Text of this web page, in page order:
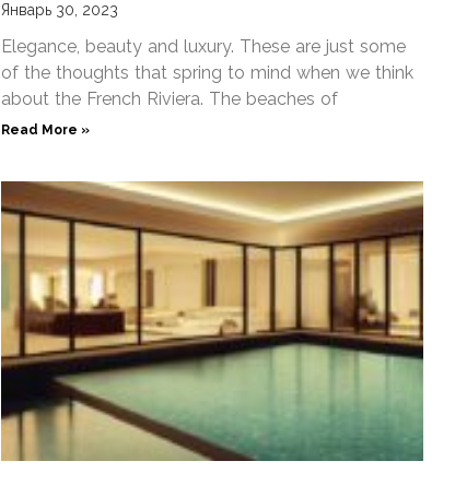
Январь 30, 2023
Elegance, beauty and luxury. These are just some
of the thoughts that spring to mind when we think
about the French Riviera. The beaches of
Read More »